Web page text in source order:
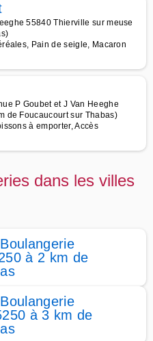
55840 Thierville sur meuse
Pain de seigle, Macaron
P Goubet et J Van Heeghe
de Foucaucourt sur Thabas)
à emporter, Accès
dans les villes
à 2 km de
à 3 km de